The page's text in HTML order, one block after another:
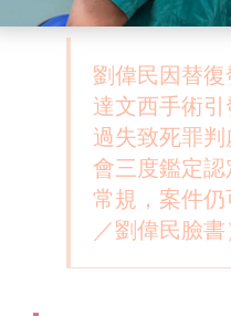
劉偉民因替
達文西手術
過失致死罪
會三度鑑定
常規，案件
／劉偉民臉書